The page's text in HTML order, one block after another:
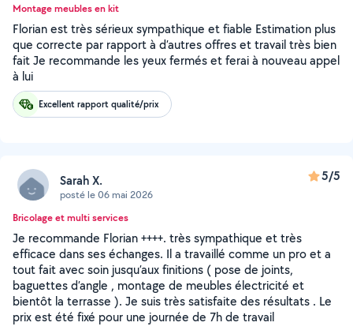
Montage meubles en kit
Florian est très sérieux sympathique et fiable Estimation plus
que correcte par rapport à d’autres offres et travail très bien
fait Je recommande les yeux fermés et ferai à nouveau appel
à lui
Excellent rapport qualité/prix
Sarah X.
posté le 06 mai 2026
5/5
Bricolage et multi services
Je recommande Florian ++++. très sympathique et très
efficace dans ses échanges. Il a travaillé comme un pro et a
tout fait avec soin jusqu’aux finitions ( pose de joints,
baguettes d’angle , montage de meubles électricité et
bientôt la terrasse ). Je suis très satisfaite des résultats . Le
prix est été fixé pour une journée de 7h de travail